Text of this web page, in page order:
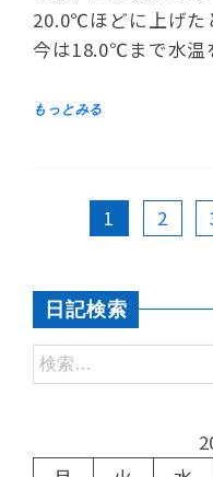
20.0℃ほどに上げた
今は18.0℃まで水温
1 2
日記検索